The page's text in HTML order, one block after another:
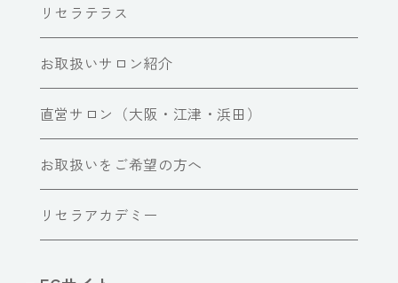
リセラテラス
お取扱いサロン紹介
直営サロン（大阪・江津・浜田）
お取扱いをご希望の方へ
リセラアカデミー